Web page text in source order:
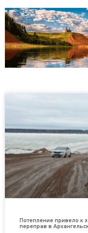
Потепление привело к
переправ в